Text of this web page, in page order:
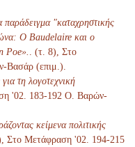
παράδειγμα "καταχρηστικής
Ο Baudelaire και ο
Poe».
. (τ. 8), Στο
(επιμ.).
τη λογοτεχνική
'02. 183-192 Ο. Βαρών-
κείμενα πολιτικής
Στο Μετάφραση '02. 194-215